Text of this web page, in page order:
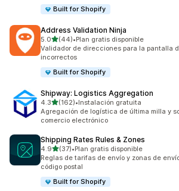
Built for Shopify
Address Validation Ninja
5.0de 5 estrellas
(44)
44 reseñas en total
•Plan gratis disponible
Validador de direcciones para la pantalla
incorrectos
Built for Shopify
Shipway: Logistics Aggregation
4.3de 5 estrellas
(162)
162 reseñas en total
•Instalación gratuita
Agregación de logística de última milla y
comercio electrónico
Shipping Rates Rules & Zones
4.9de 5 estrellas
(37)
37 reseñas en total
•Plan gratis disponible
Reglas de tarifas de envío y zonas de
código postal
Built for Shopify